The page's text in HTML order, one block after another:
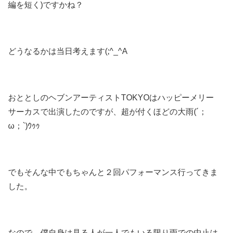
編を短く)ですかね？
どうなるかは当日考えます(;^_^A
おととしのヘブンアーティストTOKYOはハッピーメリー
サーカスで出演したのですが、超が付くほどの大雨(´；
ω；`)ｳｩｩ
でもそんな中でもちゃんと２回パフォーマンス行ってきま
した。